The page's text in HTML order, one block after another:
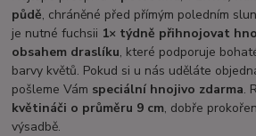
půdě, chráněné před přímým poledním
je nutné fuchsii 1× týdně přihnojovat
obsahem draslíku, které podporuje
barvy květů. Pokud si u nás uděláte
pošleme Vám speciální hnojivo zdarma.
květináči o průměru 9 cm, dobře
výsadbě.